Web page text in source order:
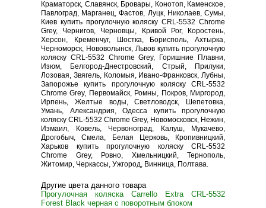
Краматорск, Славянск, Бровары, Конотоп, Каменское,
Павлоград, Марганец, Фастов, Луцк, Николаев, Сумы,
Киев купить прогулочную коляску CRL-5532 Chrome
Grey, Чернигов, Черновцы, Кривой Рог, Коростень,
Херсон, Кременчуг, Шостка, Борисполь, Ахтырка,
Черноморск, Нововолынск, Львов купить прогулочную
коляску CRL-5532 Chrome Grey, Горишние Плавни,
Изюм, Белгород-Днестровский, Стрый, Прилуки,
Лозовая, Звягель, Коломыя, Ивано-Франковск, Лубны,
Запорожье купить прогулочную коляску CRL-5532
Chrome Grey, Первомайск, Ромны, Покров, Миргород,
Ирпень, Желтые воды, Светловодск, Шепетовка,
Умань, Александрия, Одесса купить прогулочную
коляску CRL-5532 Chrome Grey, Новомосковск, Нежин,
Измаил, Ковель, Червоноград, Калуш, Мукачево,
Дрогобыч, Смела, Белая Церковь, Кропивницкий,
Харьков купить прогулочную коляску CRL-5532
Chrome Grey, Ровно, Хмельницкий, Тернополь,
Житомир, Черкассы, Ужгород, Винница, Полтава.
Другие цвета данного товара
Прогулочная коляска Carrello Extra CRL-5532
Forest Black черная с поворотным блоком